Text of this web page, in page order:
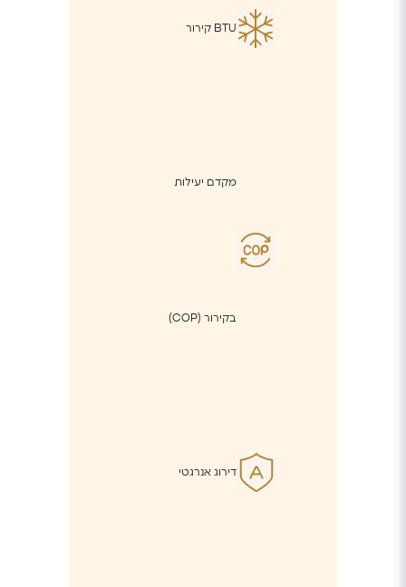
BTU קירור
מקדם יעילות
בקירור (COP)
דירוג אנרגטי